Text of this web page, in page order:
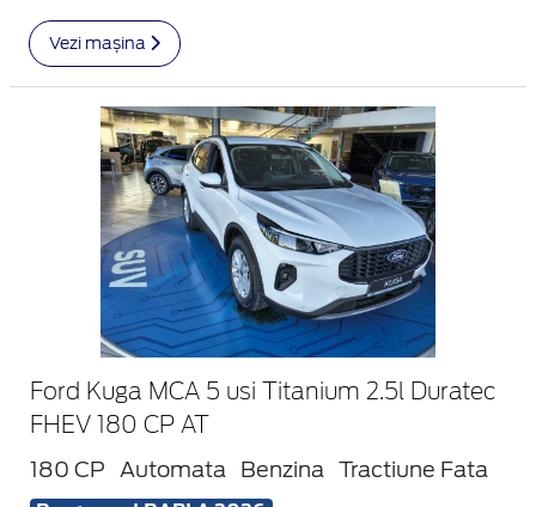
Vezi mașina
Ford Kuga MCA 5 usi Titanium 2.5l Duratec
FHEV 180 CP AT
180 CP Automata Benzina Tractiune Fata